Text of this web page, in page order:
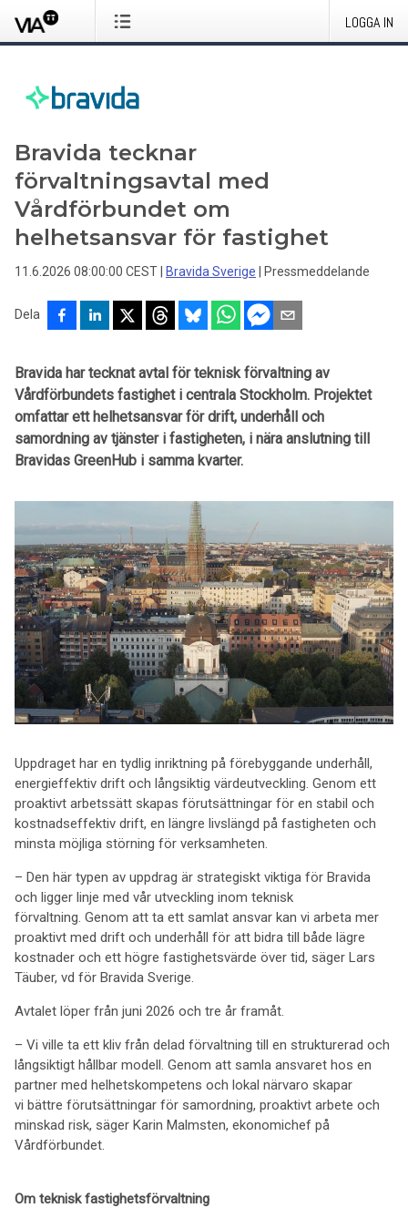
LOGGA IN
Bravida tecknar
förvaltningsavtal med
Vårdförbundet om
helhetsansvar för fastighet
11.6.2026 08:00:00 CEST Bravida Sverige Pressmeddelande
Dela
Bravida har tecknat avtal för teknisk förvaltning av
Vårdförbundets fastighet i centrala Stockholm. Projektet
omfattar ett helhetsansvar för drift, underhåll och
samordning av tjänster i fastigheten, i nära anslutning till
Bravidas GreenHub i samma kvarter.
Uppdraget har en tydlig inriktning på förebyggande underhåll,
energieffektiv drift och långsiktig värdeutveckling. Genom ett
proaktivt arbetssätt skapas förutsättningar för en stabil och
kostnadseffektiv drift, en längre livslängd på fastigheten och
minsta möjliga störning för verksamheten.
– Den här typen av uppdrag är strategiskt viktiga för Bravida
och ligger linje med vår utveckling inom teknisk
förvaltning. Genom att ta ett samlat ansvar kan vi arbeta mer
proaktivt med drift och underhåll för att bidra till både lägre
kostnader och ett högre fastighetsvärde över tid, säger Lars
Täuber, vd för Bravida Sverige.
Avtalet löper från juni 2026 och tre år framåt.
– Vi ville ta ett kliv från delad förvaltning till en strukturerad och
långsiktigt hållbar modell. Genom att samla ansvaret hos en
partner med helhetskompetens och lokal närvaro skapar
vi bättre förutsättningar för samordning, proaktivt arbete och
minskad risk, säger Karin Malmsten, ekonomichef på
Vårdförbundet.
Om teknisk fastighetsförvaltning